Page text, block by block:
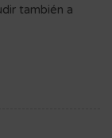
también a